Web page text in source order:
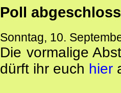
Poll
Sonntag, 10.
Die vormalige
dürft ihr euch hier